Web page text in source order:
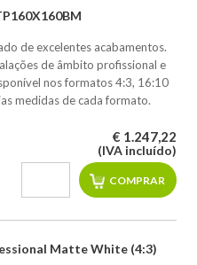
de excelentes acabamentos.
de âmbito profissional e
nos formatos 4:3, 16:10
medidas de cada formato.
€ 1.247,22
(IVA incluído)
Matte White (4:3)